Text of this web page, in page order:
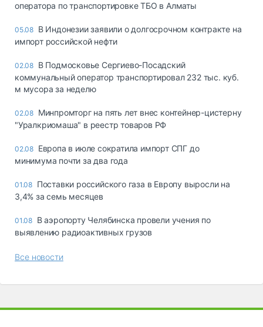
оператора по транспортировке ТБО в Алматы
05.08 В Индонезии заявили о долгосрочном контракте на
импорт российской нефти
02.08 В Подмосковье Сергиево-Посадский
коммунальный оператор транспортировал 232 тыс. куб.
м мусора за неделю
02.08 Минпромторг на пять лет внес контейнер-цистерну
"Уралкриомаша" в реестр товаров РФ
02.08 Европа в июле сократила импорт СПГ до
минимума почти за два года
01.08 Поставки российского газа в Европу выросли на
3,4% за семь месяцев
01.08 В аэропорту Челябинска провели учения по
выявлению радиоактивных грузов
Все новости